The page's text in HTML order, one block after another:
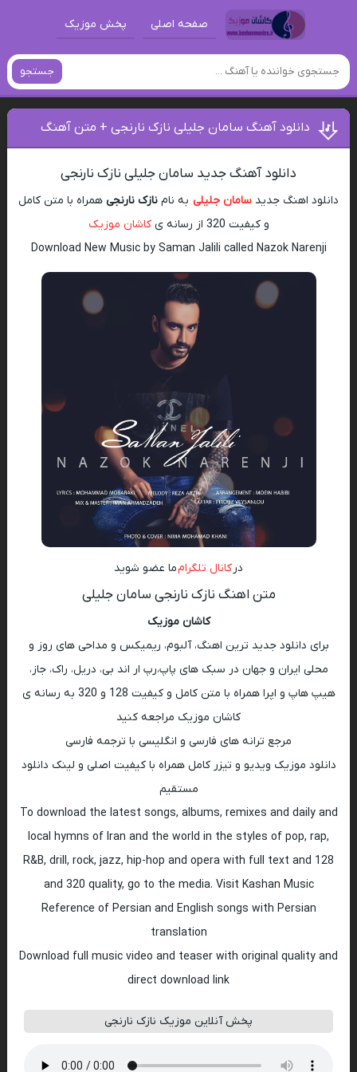
صفحه اصلی پخش موزیک
جستجو
دانلود آهنگ سامان جلیلی نازک نارنجی + متن آهنگ
دانلود آهنگ جدید سامان جلیلی نازک نارنجی
دانلود اهنگ جدید سامان جلیلی به نام نازک نارنجی همراه با متن کامل
و کیفیت 320 از رسانه ی
کاشان موزیک
Download New Music by Saman Jalili called Nazok Narenji
در کانال تلگرامما عضو شوید
متن اهنگ نازک نارنجی سامان جلیلی
کاشان موزیک
برای دانلود جدید ترین اهنگ، آلبوم، ریمیکس و مداحی های روز و
محلی ایران و جهان در سبک های پاپ،رپ ار اند بی، دریل، راک، جاز،
هیپ هاپ و اپرا همراه با متن کامل و کیفیت 128 و 320 به رسانه ی
کاشان موزیک مراجعه کنید
مرجع ترانه های فارسی و انگلیسی با ترجمه فارسی
دانلود موزیک ویدیو و تیزر کامل همراه با کیفیت اصلی و لینک دانلود
مستقیم
To download the latest songs, albums, remixes and daily and
local hymns of Iran and the world in the styles of pop, rap,
R&B, drill, rock, jazz, hip-hop and opera with full text and 128
and 320 quality, go to the media. Visit Kashan Music
Reference of Persian and English songs with Persian
translation
Download full music video and teaser with original quality and
direct download link
پخش آنلاین موزیک نازک نارنجی